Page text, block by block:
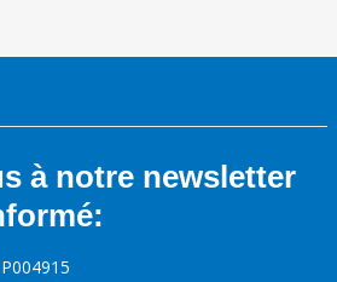
à notre newsletter